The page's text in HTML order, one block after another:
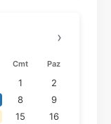
›
Cmt Paz
1
2
8
9
15
16